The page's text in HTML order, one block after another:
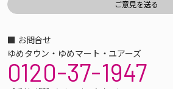
■ お問合せ
ゆめタウン・ゆめマート・ユアーズ
0120-37-1947